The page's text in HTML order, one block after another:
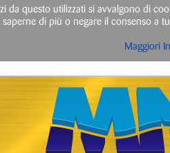
da questo utilizzati si avvalgono di
saperne di più o negare il consenso a
Maggiori